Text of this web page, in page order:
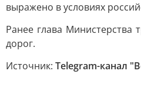
выражено в условиях
Ранее глава Министерства
дорог.
Источник: Telegram-канал